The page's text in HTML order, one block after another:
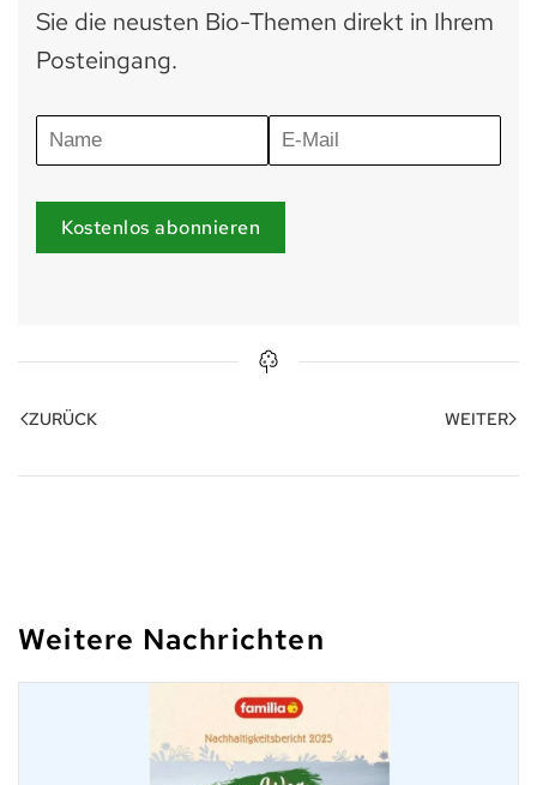
Sie die neusten Bio-Themen direkt in Ihrem
Posteingang.
Kostenlos abonnieren
ZURÜCK WEITER
Weitere Nachrichten